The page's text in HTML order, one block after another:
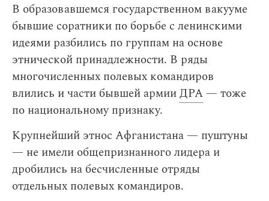
В образовавшемся государственном вакууме
бывшие соратники по борьбе с ленинскими
идеями разбились по группам на основе
этнической принадлежности. В ряды
многочисленных полевых командиров
влились и части бывшей армииДРА — тоже
по национальному признаку.
Крупнейший этнос Афганистана — пуштуны
— не имели общепризнанного лидера и
дробились на бесчисленные отряды
отдельных полевых командиров.